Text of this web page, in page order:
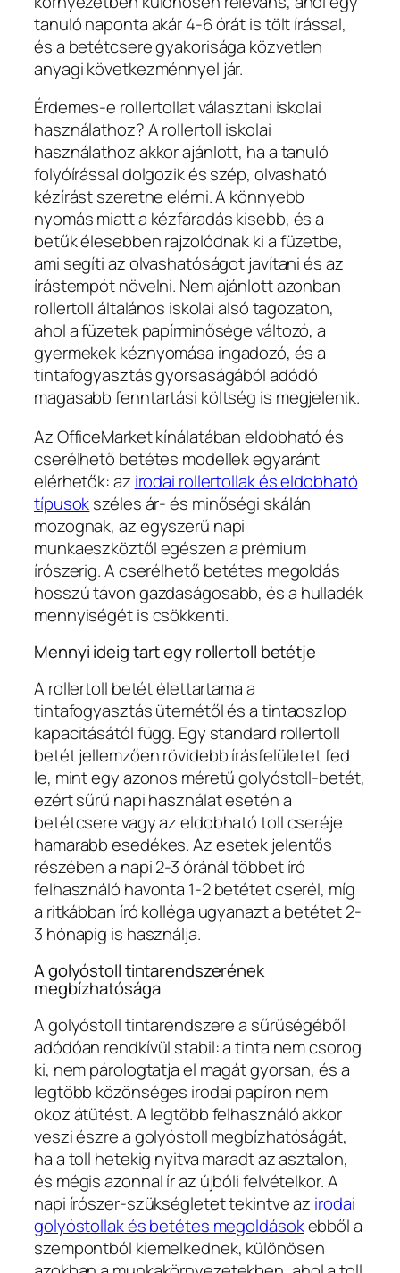
tanuló naponta akár 4-6 órát is tölt írással,
és a betétcsere gyakorisága közvetlen
anyagi következménnyel jár.
Érdemes-e rollertollat választani iskolai
használathoz? A rollertoll iskolai
használathoz akkor ajánlott, ha a tanuló
folyóírással dolgozik és szép, olvasható
kézírást szeretne elérni. A könnyebb
nyomás miatt a kézfáradás kisebb, és a
betűk élesebben rajzolódnak ki a füzetbe,
ami segíti az olvashatóságot javítani és az
írástempót növelni. Nem ajánlott azonban
rollertoll általános iskolai alsó tagozaton,
ahol a füzetek papírminősége változó, a
gyermekek kéznyomása ingadozó, és a
tintafogyasztás gyorsaságából adódó
magasabb fenntartási költség is megjelenik.
Az OfficeMarket kínálatában eldobható és
cserélhető betétes modellek egyaránt
elérhetők: az irodai rollertollak és eldobható
típusokszéles ár- és minőségi skálán
mozognak, az egyszerű napi
munkaeszköztől egészen a prémium
írószerig. A cserélhető betétes megoldás
hosszú távon gazdaságosabb, és a hulladék
mennyiségét is csökkenti.
Mennyi ideig tart egy rollertoll betétje
A rollertoll betét élettartama a
tintafogyasztás ütemétől és a tintaoszlop
kapacitásától függ. Egy standard rollertoll
betét jellemzően rövidebb írásfelületet fed
le, mint egy azonos méretű golyóstoll-betét,
ezért sűrű napi használat esetén a
betétcsere vagy az eldobható toll cseréje
hamarabb esedékes. Az esetek jelentős
részében a napi 2-3 óránál többet író
felhasználó havonta 1-2 betétet cserél, míg
a ritkábban író kolléga ugyanazt a betétet 2-
3 hónapig is használja.
A golyóstoll tintarendszerének
megbízhatósága
A golyóstoll tintarendszere a sűrűségéből
adódóan rendkívül stabil: a tinta nem csorog
ki, nem párologtatja el magát gyorsan, és a
legtöbb közönséges irodai papíron nem
okoz átütést. A legtöbb felhasználó akkor
veszi észre a golyóstoll megbízhatóságát,
ha a toll hetekig nyitva maradt az asztalon,
és mégis azonnal ír az újbóli felvételkor. A
napi írószer-szükségletet tekintve az irodai
golyóstollak és betétes megoldásokebből a
szempontból kiemelkednek, különösen